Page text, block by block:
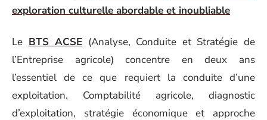
exploration culturelle abordable et inoubliable
Le BTS ACSE (Analyse, Conduite et Stratégie de
l’Entreprise agricole) concentre en deux ans
l’essentiel de ce que requiert la conduite d’une
exploitation. Comptabilité agricole, diagnostic
d’exploitation, stratégie économique et approche